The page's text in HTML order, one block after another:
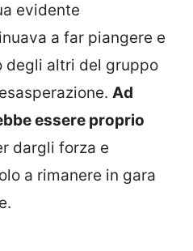
evidente
a far piangere e
degli altri del gruppo
Ad
essere proprio
dargli forza e
a rimanere in gara